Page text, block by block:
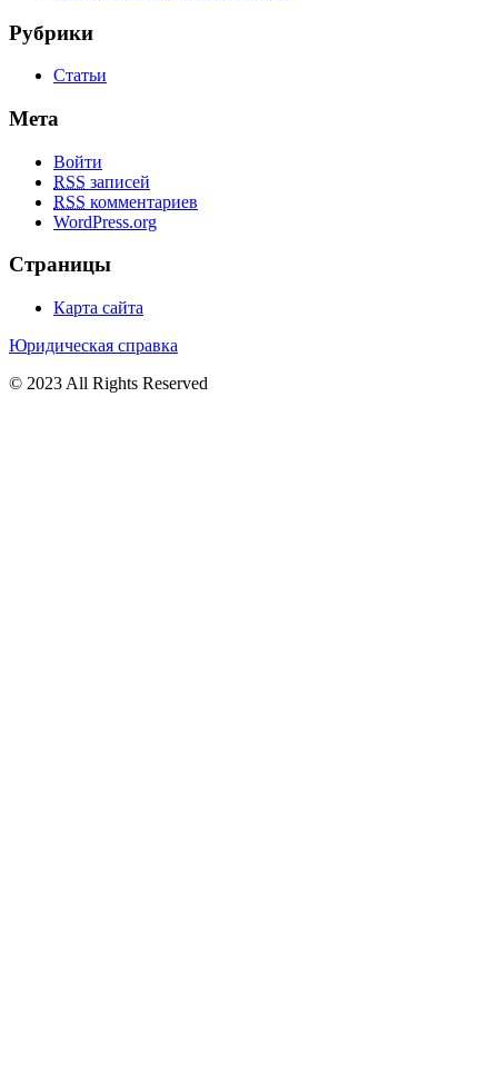
Рубрики
Статьи
Мета
Войти
RSS записей
RSS комментариев
WordPress.org
Страницы
Карта сайта
Юридическая справка
© 2023 All Rights Reserved